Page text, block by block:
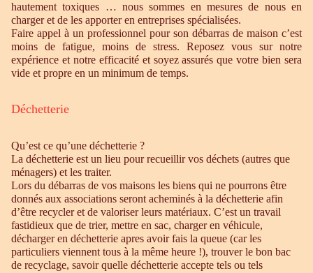
hautement toxiques … nous sommes en mesures de nous en
charger et de les apporter en entreprises spécialisées.
Faire appel à un professionnel pour son débarras de maison c’est
moins de fatigue, moins de stress. Reposez vous sur notre
expérience et notre efficacité et soyez assurés que votre bien sera
vide et propre en un minimum de temps.
Déchetterie
Qu’est ce qu’une déchetterie ?
La déchetterie est un lieu pour recueillir vos déchets (autres que
ménagers) et les traiter.
Lors du débarras de vos maisons les biens qui ne pourrons être
donnés aux associations seront acheminés à la déchetterie afin
d’être recycler et de valoriser leurs matériaux. C’est un travail
fastidieux que de trier, mettre en sac, charger en véhicule,
décharger en déchetterie apres avoir fais la queue (car les
particuliers viennent tous à la même heure !), trouver le bon bac
de recyclage, savoir quelle déchetterie accepte tels ou tels